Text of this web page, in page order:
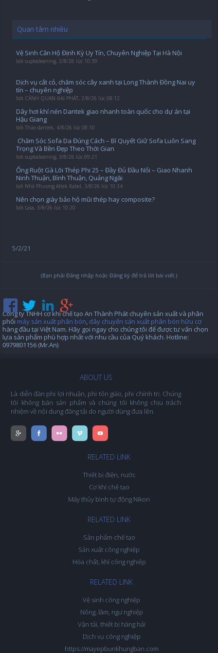
Quan tâm nhiều
Vệ Sinh Căn Hộ Định Kỳ Uy Tín, Chuyên Nghiệp Tại Hà Nội
bởi suplocleaning, 2/8/26 lúc 10:39
Dịch vụ cắt cỏ, chăm sóc cây xanh tại Long Thành Đồng Nai uy
tín – chuyên nghiệp
bởi CẢNH QUAN ĐẠI PHÁT, 2/8/26 lúc 08:12
Dây hơi khí nén Dantek giao nhanh toàn quốc cho dự án tại
Hậu Giang
bởi Thảo dantek, 4/8/26 lúc 08:10
️ Chăm Sóc Sofa Da Đúng Cách – Bí Quyết Giữ Sofa Luôn Sang
Trọng Và Bền Đẹp Theo Thời Gian
bởi suplocleaning, 3/8/26 lúc 09:21
Ống Ruột Gà Lõi Thép Phi 25 – Đầy Đủ Đầu Nối – Giao Nhanh
Ninh Thuận, Bình Thuận, Quảng Ngãi
bởi Nhã Phương Altek Kabel, 3/8/26 lúc 10:34
Nên chọn giày bảo hộ mũi thép hay composite?
bởi Lasa, 3/8/26 lúc 10:20
5/2/21
(Bạn phải Đăng nhập hoặc Đăng ký để trả lời bài viết.)
Công ty TNHH cơ khí chế tạo An Thành Phát chuyên sản xuất và phân
phối máy sản xuất phân bón, dây chuyển sản xuất phân bón hữu cơ
hàng đầu tại Việt Nam. Hãy gọi ngay cho chúng tôi để được tư vấn chọn
lựa sản phẩm phù hợp nhất với nhu cầu của Quý khách. Hotline:
0979801156 (Mr.An)
ABOUT US
Là diễn đàn phi lợi nhuận, phi tôn giáo, phi chính trị. Chúng
tôi không bán sản phẩm và chúng tôi không chịu trách
nhiệm về nội dung đăng tải do người dùng đưa lên.
RELATED LINK
Thiết bị điện, nước
Cơ khí chế tạo
Máy thủy bình tự động Nikon
RELATED LINK
Sản phẩm chế tạo
Sản xuất công nghiệp
Hóa chất, khí công nghiệp
RELATED LINK
Vệ sinh công nghiệp
Nông, lâm, ngư nghiệp
Vận tải, thiết bị hàng hải
Dịch vụ công nghiệp
https://mayepbunkhungban.com